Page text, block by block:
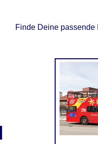
Finde Deine